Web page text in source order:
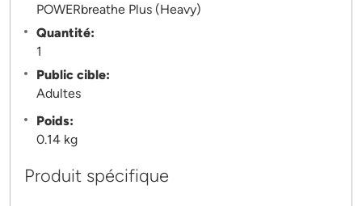
POWERbreathe Plus (Heavy)
Quantité:
1
Public cible:
Adultes
Poids:
0.14 kg
Produit spécifique